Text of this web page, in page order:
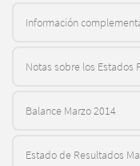
Información
Notas sobre los Estados
Balance Marzo 2014
Estado de Resultados